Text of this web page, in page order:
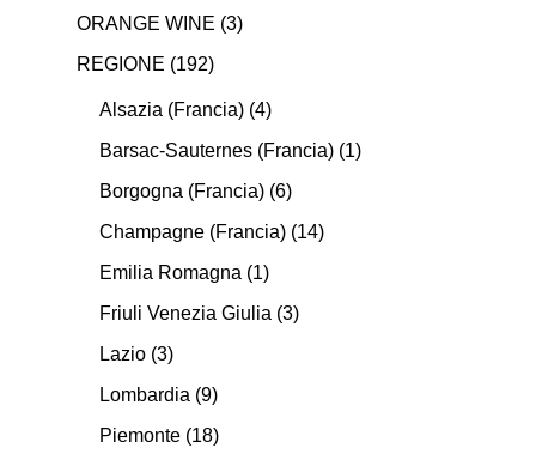
ORANGE WINE (3)
REGIONE (192)
Alsazia (Francia) (4)
Barsac-Sauternes (Francia) (1)
Borgogna (Francia) (6)
Champagne (Francia) (14)
Emilia Romagna (1)
Friuli Venezia Giulia (3)
Lazio (3)
Lombardia (9)
Piemonte (18)